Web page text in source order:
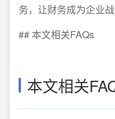
务，让财务成为企业
## 本文相关FAQs
本文相关